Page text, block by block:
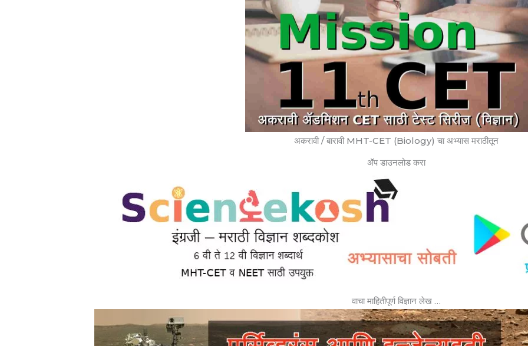
अकरावी / बारावी MHT-CET (Biology) चा अभ्यास मराठीतून
ॲप डाउनलोड करा
वाचा माहितीपूर्ण विज्ञान लेख …